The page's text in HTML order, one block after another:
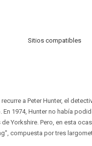
Sitios compatibles
a Peter Hunter, el
1974, Hunter no había
Yorkshire. Pero, en esta
compuesta por tres